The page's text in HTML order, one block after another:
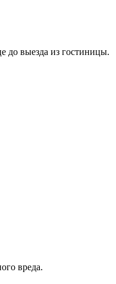
до выезда из гостиницы.
вреда.